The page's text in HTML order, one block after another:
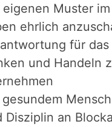
eigenen Muster
ehrlich
für
und Handeln
Disziplin an